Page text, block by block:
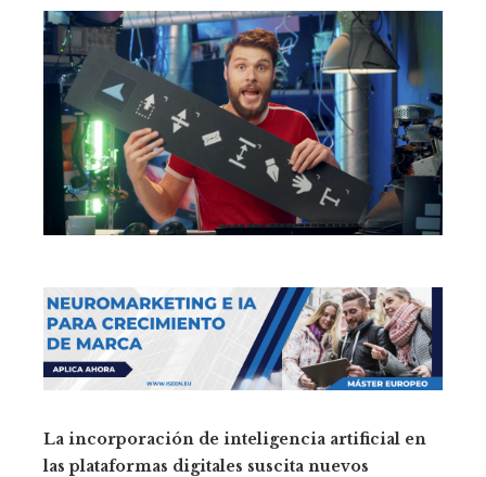
La incorporación de inteligencia artificial en
las plataformas digitales suscita nuevos